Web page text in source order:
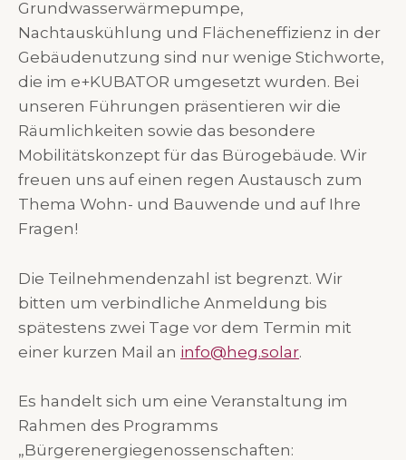
Grundwasserwärmepumpe,
Nachtauskühlung und Flächeneffizienz in der
Gebäudenutzung sind nur wenige Stichworte,
die im e+KUBATOR umgesetzt wurden. Bei
unseren Führungen präsentieren wir die
Räumlichkeiten sowie das besondere
Mobilitätskonzept für das Bürogebäude. Wir
freuen uns auf einen regen Austausch zum
Thema Wohn- und Bauwende und auf Ihre
Fragen!
Die Teilnehmendenzahl ist begrenzt. Wir
bitten um verbindliche Anmeldung bis
spätestens zwei Tage vor dem Termin mit
einer kurzen Mail an info@heg.solar.
Es handelt sich um eine Veranstaltung im
Rahmen des Programms
„Bürgerenergiegenossenschaften: